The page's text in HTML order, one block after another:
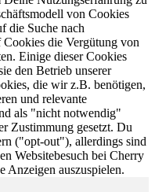
von Cookies
die Suche nach
Cookies die Vergütung von
Einige dieser Cookies
den Betrieb unserer
die wir z.B. benötigen,
und relevante
als "nicht notwendig"
Zustimmung gesetzt. Du
("opt-out"), allerdings sind
Websitebesuch bei Cherry
Anzeigen auszuspielen.